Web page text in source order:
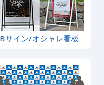
Bサイン/オシャレ看板